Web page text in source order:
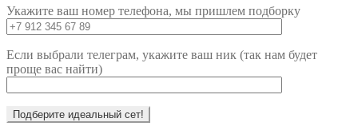
Укажите ваш номер телефона, мы пришлем подборку
Если выбрали телеграм, укажите ваш ник (так нам будет
проще вас найти)